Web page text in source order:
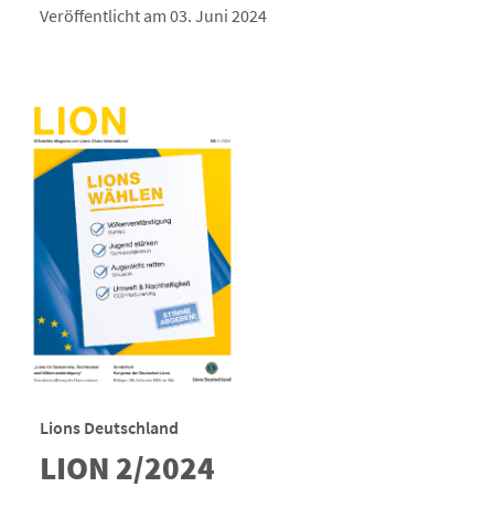
Veröffentlicht am 03. Juni 2024
Lions Deutschland
LION 2/2024